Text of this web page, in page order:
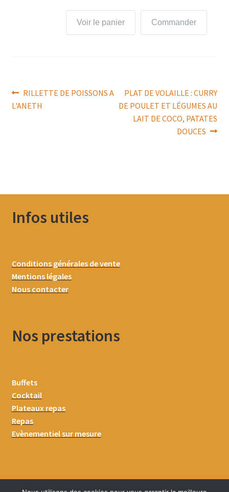
Commander
Voir le panier
Navigation
de
Article
précédent :
RILLETTE DE POISSONS A
L'ANETH
Article
suivant :
PLAT DE VOLAILLE : CURRY
DE POULET ET LÉGUMES AU
LAIT DE COCO, PATATES
DOUCES
Infos utiles
Conditions générales de vente
Mentions légales
Nous contacter
Nos prestations
Buffets
Cocktail
Plateaux repas
Repas
Evènementiel sur mesure